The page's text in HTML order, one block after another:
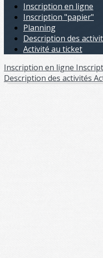
Inscription en ligne
Inscription "papier"
Planning
Description des
Activité au ticket
Inscription en ligne
Description des activités